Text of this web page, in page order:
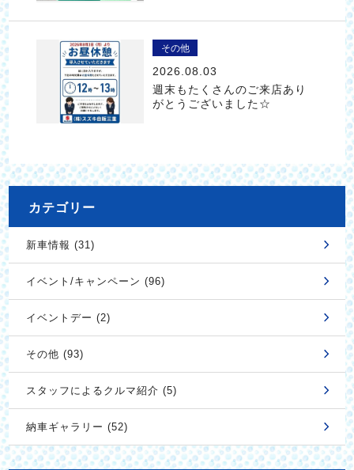
その他
2026.08.03
週末もたくさんのご来店あり
がとうございました☆
カテゴリー
新車情報 (31)
イベント/キャンペーン (96)
イベントデー (2)
その他 (93)
スタッフによるクルマ紹介 (5)
納車ギャラリー (52)